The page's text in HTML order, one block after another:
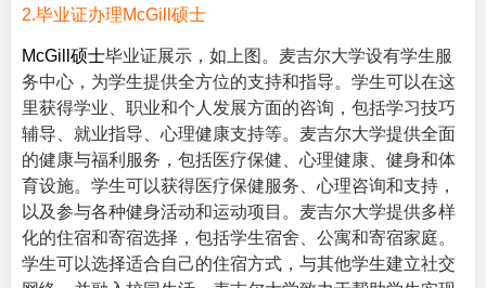
2.毕业证办理McGill硕士
McGill硕士毕业证展示，如上图。麦吉尔大学设有学生服
务中心，为学生提供全方位的支持和指导。学生可以在这
里获得学业、职业和个人发展方面的咨询，包括学习技巧
辅导、就业指导、心理健康支持等。麦吉尔大学提供全面
的健康与福利服务，包括医疗保健、心理健康、健身和体
育设施。学生可以获得医疗保健服务、心理咨询和支持，
以及参与各种健身活动和运动项目。麦吉尔大学提供多样
化的住宿和寄宿选择，包括学生宿舍、公寓和寄宿家庭。
学生可以选择适合自己的住宿方式，与其他学生建立社交